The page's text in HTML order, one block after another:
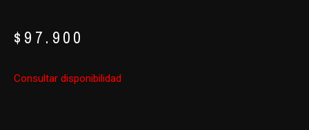
$ 97.900
Consultar disponibilidad